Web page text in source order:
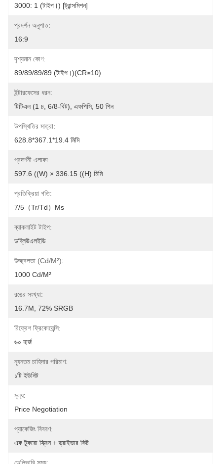
3000: 1 (টাইপ।) [ট্রান্সমিশন]
প্রদর্শন অনুপাত:
16:9
দৃশ্যমান কোণ:
89/89/89/89 (টাইপ।)(CR≥10)
ইন্টারফেসের ধরন:
টিটিএল (1 চ, 6/8-বিট), এফপিসি, 50 পিন
উপস্থিতির মাত্রা:
628.8*367.1*19.4 মিমি
প্রদর্শনী এলাকা:
597.6 ((W) × 336.15 ((H) মিমি
প্রতিক্রিয়া গতি:
7/5（Tr/Td）ms
ব্যাকলাইট টাইপ:
ডব্লিউএলইডি
উজ্জ্বলতা (cd/m²):
1000 Cd/m²
রঙের সংখ্যা:
16.7M, 72% SRGB
রিফ্রেশ ফ্রিকোয়েন্সি:
৬০ হার্জ
ন্যূনতম চাহিদার পরিমাণ:
১টি ইউনিট
মূল্য:
Price Negotiation
প্যাকেজিং বিবরণ:
এক টুকরো স্ক্রিন + ড্রাইভার কিট